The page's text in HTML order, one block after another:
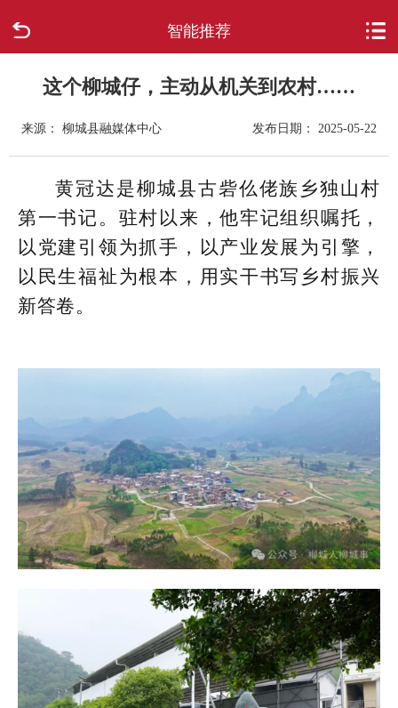
智能推荐
走进柳城
新闻中心
政府信息公开
网上办事
互动回应
这个柳城仔，主动从机关到农村……
来源： 柳城县融媒体中心 发布日期： 2025-05-22
黄冠达是柳城县古砦仫佬族乡独山村
第一书记。驻村以来，他牢记组织嘱托，
以党建引领为抓手，以产业发展为引擎，
以民生福祉为根本，用实干书写乡村振兴
新答卷。